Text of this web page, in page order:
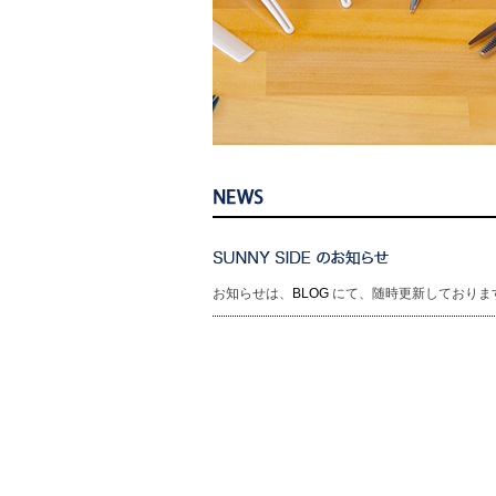
お知らせは、 BLOG にて、随時更新しておりま